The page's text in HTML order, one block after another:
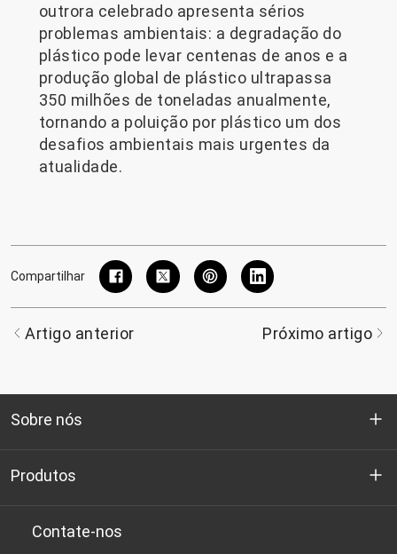
outrora celebrado apresenta sérios
problemas ambientais: a degradação do
plástico pode levar centenas de anos e a
produção global de plástico ultrapassa
350 milhões de toneladas anualmente,
tornando a poluição por plástico um dos
desafios ambientais mais urgentes da
atualidade.
Compartilhar
Artigo anterior Próximo artigo
Sobre nós
Quem somos
P&D
Produtos
Chips de PET de qualidade para garrafas
Contate-nos